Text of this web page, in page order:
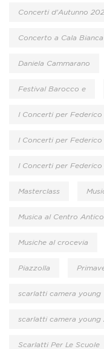
Concerti d'Autunno
Concerto a Cala Bianca
Daniela Cammarano
Festival Barocco e
I Concerti per Federico
I Concerti per Federico
I Concerti per
Masterclass
Musica al Centro
Musiche al crocevia
Piazzolla
scarlatti camera young
scarlatti camera young
Scarlatti Per Le Scuole